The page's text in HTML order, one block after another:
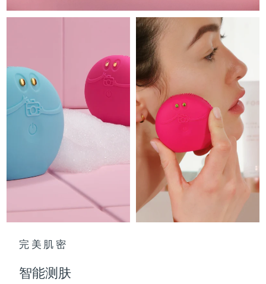
完美肌密
智能测肤
FOREO APP
关于我们
日本 预计送达日期8/12/26
预计送达日期 8/14/26
哈萨克斯坦 8/11/26
科威特 预计送达日期 8/9/26
拉脱维亚 预计送达日期 8/9/26
预计送达日期 8/10/26
立陶宛 预计送达日期 8/9/26
卢森堡 8/9/26